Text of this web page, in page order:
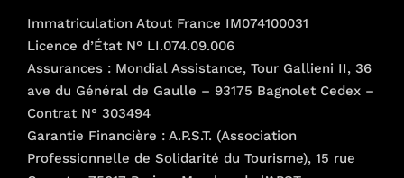
Immatriculation Atout France IM074100031
Licence d’État N° LI.074.09.006
Assurances : Mondial Assistance, Tour Gallieni II, 36
ave du Général de Gaulle – 93175 Bagnolet Cedex –
Contrat N° 303494
Garantie Financière : A.P.S.T. (Association
Professionnelle de Solidarité du Tourisme), 15 rue